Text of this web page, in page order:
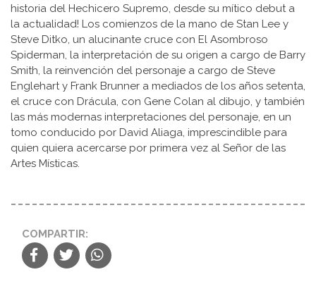
historia del Hechicero Supremo, desde su mítico debut a
la actualidad! Los comienzos de la mano de Stan Lee y
Steve Ditko, un alucinante cruce con El Asombroso
Spiderman, la interpretación de su origen a cargo de Barry
Smith, la reinvención del personaje a cargo de Steve
Englehart y Frank Brunner a mediados de los años setenta,
el cruce con Drácula, con Gene Colan al dibujo, y también
las más modernas interpretaciones del personaje, en un
tomo conducido por David Aliaga, imprescindible para
quien quiera acercarse por primera vez al Señor de las
Artes Místicas.
COMPARTIR: